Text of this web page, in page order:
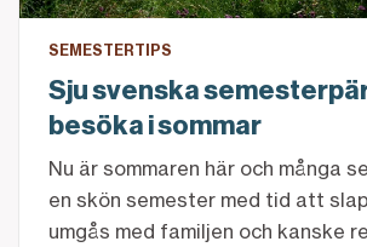
SEMESTERTIPS
Sju svenska
besöka i sommar
Nu är sommaren här och många
en skön semester med tid att
umgås med familjen och kanske